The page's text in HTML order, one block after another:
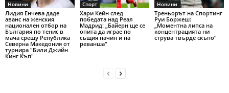
Новини
Лидия Енчева даде
аванс на женския
национален отбор на
България по тенис в
мача срещу Република
Северна Македония от
турнира "Били Джийн
Кинг Къп"
Спорт
Хари Кейн след
победата над Реал
Мадрид: „Байерн ще се
опита да играе по
същия начин и на
реванша“
Новини
Треньорът на Спортинг
Руи Боржеш:
„Моментна липса на
концентрацията ни
струва твърде скъпо“